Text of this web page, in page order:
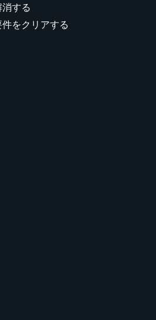
消する
件をクリアする